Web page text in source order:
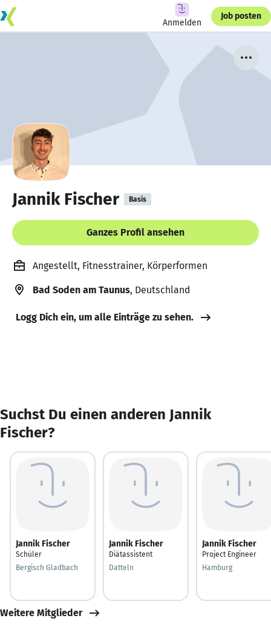
Anmelden
Job posten
Jannik Fischer Basis
Ganzes Profil ansehen
Angestellt, Fitnesstrainer, Körperformen
Bad Soden am Taunus, Deutschland
Logg Dich ein, um alle Einträge zu sehen.
Suchst Du einen anderen Jannik
Fischer?
Jannik Fischer
Schüler
Bergisch Gladbach
Jannik Fischer
Diätassistent
Datteln
Jannik Fischer
Project Engineer
Hamburg
Weitere Mitglieder